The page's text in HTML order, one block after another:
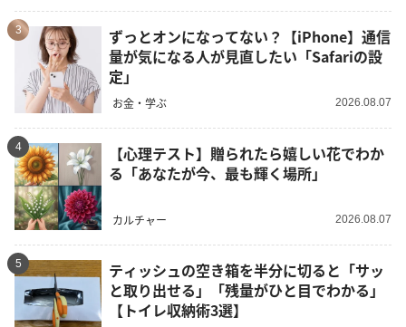
3
ずっとオンになってない？【iPhone】通信
量が気になる人が見直したい「Safariの設
定」
お金・学ぶ 2026.08.07
4
【心理テスト】贈られたら嬉しい花でわか
る「あなたが今、最も輝く場所」
カルチャー 2026.08.07
5
ティッシュの空き箱を半分に切ると「サッ
と取り出せる」「残量がひと目でわかる」
【トイレ収納術3選】